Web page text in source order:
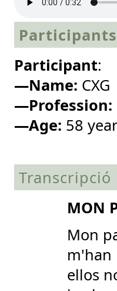
Participants
Participant:
—Name: CXG
—Profession:
—Age: 58
Transcripció
MON
Mon
m'han
ellos